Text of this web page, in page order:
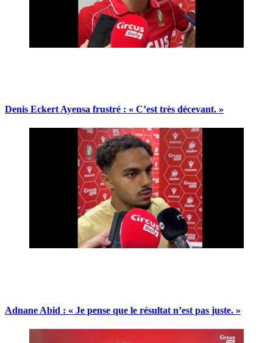
Denis Eckert Ayensa frustré : « C’est très décevant. »
Adnane Abid : « Je pense que le résultat n’est pas juste. »